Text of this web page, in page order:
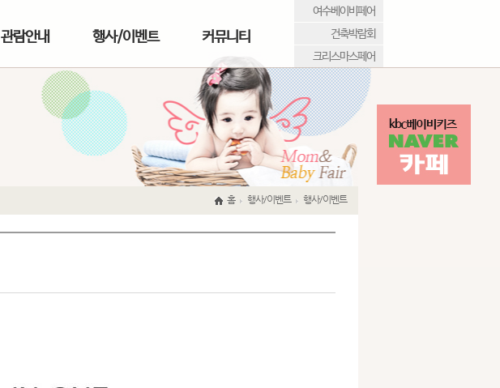
여수베이비페어
건축박람회
크리스마스페어
관람안내 행사/이벤트 커뮤니티
홈 행사/이벤트 행사/이벤트